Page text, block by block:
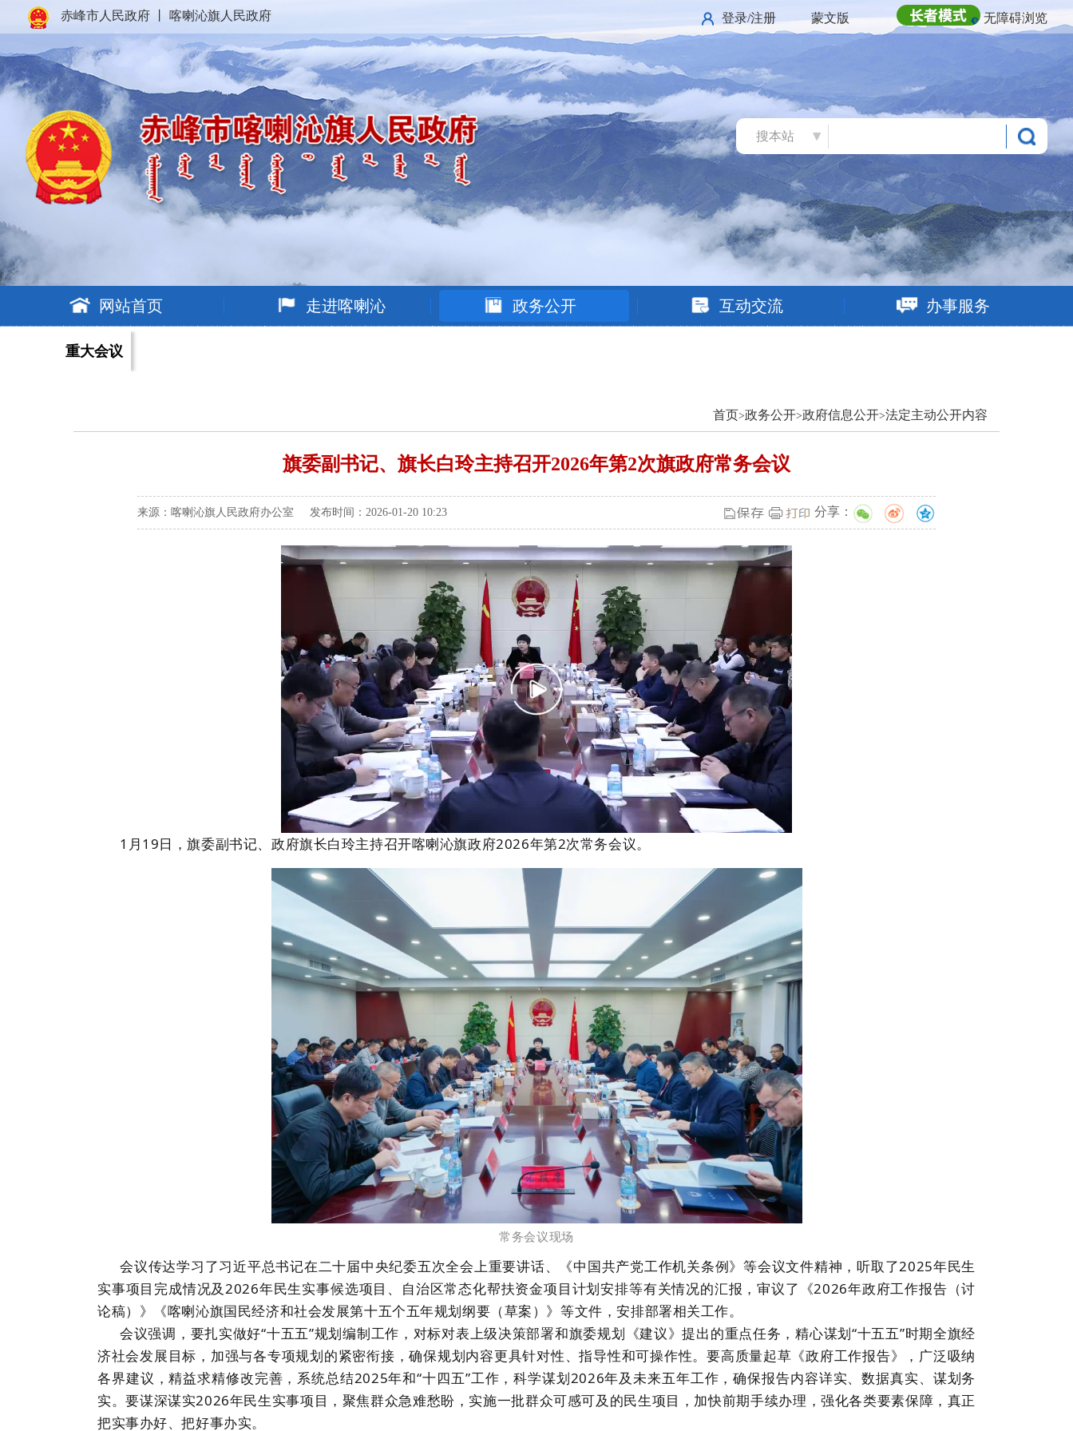
赤峰市人民政府 喀喇沁旗人民政府 登录/注册 蒙文版 无障碍浏览
搜本站
网站首页 走进喀喇沁 政务公开 互动交流 办事服务
重大会议
首页>政务公开>政府信息公开>法定主动公开内容
旗委副书记、旗长白玲主持召开2026年第2次旗政府常务会议
来源：喀喇沁旗人民政府办公室 发布时间：2026-01-20 10:23 分享：
1 月19日，旗委副书记、政府旗长白玲主持召开喀喇沁旗政府2026年第2次常务会议。
常务会议现场
会议传达学习了习近平总书记在二十届中央纪委五次全会上重要讲话、《中国共产党工作机关条例》等会议文件精神，听取了2025年民生
实事项目完成情况及2026年民生实事候选项目、自治区常态化帮扶资金项目计划安排等有关情况的汇报，审议了《2026年政府工作报告（讨
论稿）》《喀喇沁旗国民经济和社会发展第十五个五年规划纲要（草案）》等文件，安排部署相关工作。
会议强调，要扎实做好“十五五”规划编制工作，对标对表上级决策部署和旗委规划《建议》提出的重点任务，精心谋划“十五五”时期全旗经
济社会发展目标，加强与各专项规划的紧密衔接，确保规划内容更具针对性、指导性和可操作性。要高质量起草《政府工作报告》，广泛吸纳
各界建议，精益求精修改完善，系统总结2025年和“十四五”工作，科学谋划2026年及未来五年工作，确保报告内容详实、数据真实、谋划务
实。要谋深谋实2026年民生实事项目，聚焦群众急难愁盼，实施一批群众可感可及的民生项目，加快前期手续办理，强化各类要素保障，真正
把实事办好、把好事办实。